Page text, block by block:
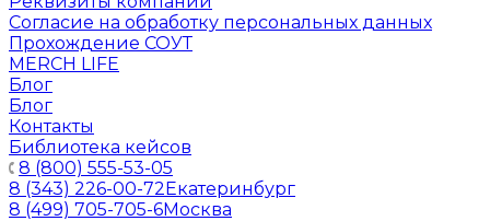
Согласие на обработку персональных данных
Прохождение СОУТ
MERCH LIFE
Блог
Блог
Контакты
Библиотека кейсов
8 (800) 555-53-05
8 (343) 226-00-72Екатеринбург
8 (499) 705-705-6Москва